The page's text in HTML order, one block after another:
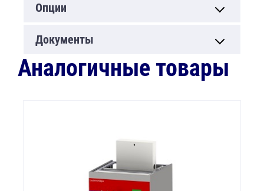
Опции
Документы
Аналогичные товары